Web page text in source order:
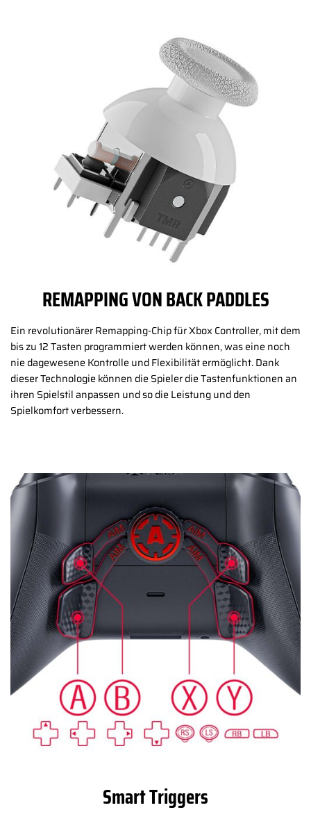
REMAPPING VON BACK PADDLES
Ein revolutionärer Remapping-Chip für Xbox Controller, mit dem
bis zu 12 Tasten programmiert werden können, was eine noch
nie dagewesene Kontrolle und Flexibilität ermöglicht. Dank
dieser Technologie können die Spieler die Tastenfunktionen an
ihren Spielstil anpassen und so die Leistung und den
Spielkomfort verbessern.
Smart Triggers